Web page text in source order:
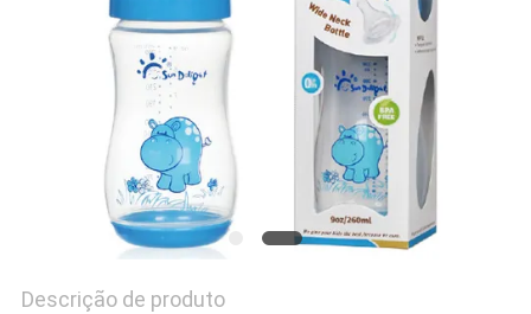
PRIVACY
POLICY
Descrição de produto